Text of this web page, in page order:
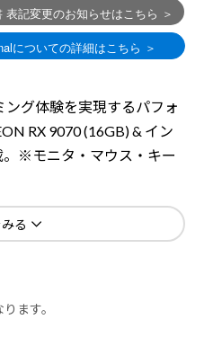
ング体験を実現するパフォ
RX 9070 (16GB) & イン
。※モニタ・マウス・キー
る
ます。